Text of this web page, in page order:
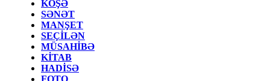
KÖŞƏ
SƏNƏT
MANŞET
SEÇİLƏN
MÜSAHİBƏ
KİTAB
HADİSƏ
FOTO